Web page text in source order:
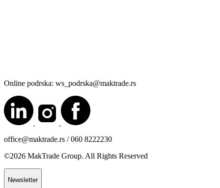
Online podrska: ws_podrska@maktrade.rs
office@maktrade.rs / 060 8222230
©2026 MakTrade Group. All Rights Reserved
Newsletter